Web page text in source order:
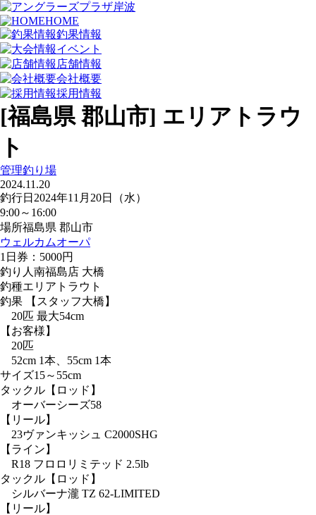
HOME
釣果情報
イベント
店舗情報
会社概要
採用情報
[福島県 郡山市] エリアトラウ
ト
管理釣り場
2024.11.20
釣行日 2024年11月20日（水）
9:00～16:00
場所福島県 郡山市
ウェルカムオーパ
1日券：5000円
釣り人 南福島店 大橋
釣種エリアトラウト
釣果 【スタッフ大橋】
20匹 最大54cm
【お客様】
20匹
52cm 1本、55cm 1本
サイズ15～55cm
タックル 【ロッド】
オーバーシーズ58
【リール】
23ヴァンキッシュ C2000SHG
【ライン】
R18 フロロリミテッド 2.5lb
タックル 【ロッド】
シルバーナ瀧 TZ 62-LIMITED
【リール】